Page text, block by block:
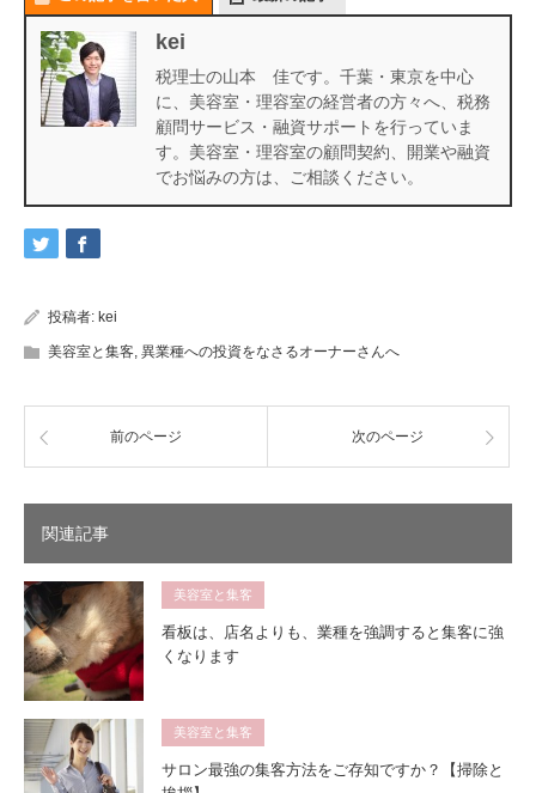
kei
税理士の山本 佳です。千葉・東京を中心
に、美容室・理容室の経営者の方々へ、税務
顧問サービス・融資サポートを行っていま
す。美容室・理容室の顧問契約、開業や融資
でお悩みの方は、ご相談ください。
投稿者: kei
美容室と集客, 異業種への投資をなさるオーナーさんへ
前のページ 次のページ
関連記事
美容室と集客
看板は、店名よりも、業種を強調すると集客に強
くなります
美容室と集客
サロン最強の集客方法をご存知ですか？【掃除と